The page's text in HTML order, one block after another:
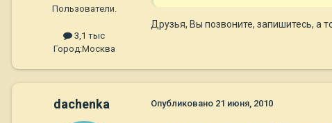
Пользователи.
3,1 тыс
Город:Москва
Друзья, Вы позвоните, запишитесь, а
dachenka Опубликовано 21 июня, 2010